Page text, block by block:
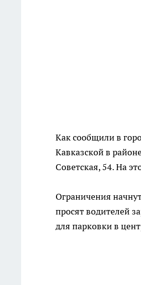
Как сообщили в
Кавказской в
Советская, 54. На
Ограничения
просят водителей
для парковки в